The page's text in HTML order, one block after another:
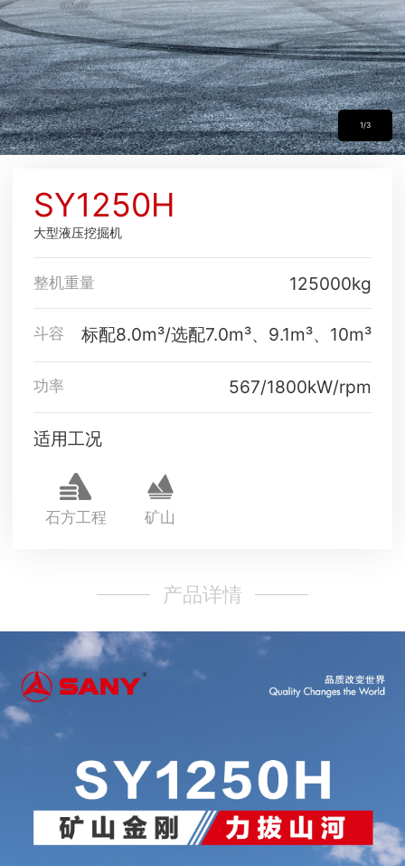
1/3
SY1250H
大型液压挖掘机
整机重量 125000kg
斗容 标配8.0m³/选配7.0m³、9.1m³、10m³
功率 567/1800kW/rpm
适用工况
石方工程 矿山
产品详情